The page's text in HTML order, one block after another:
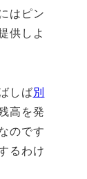
はピン
供しよ
しば別
高を発
のです
るわけ